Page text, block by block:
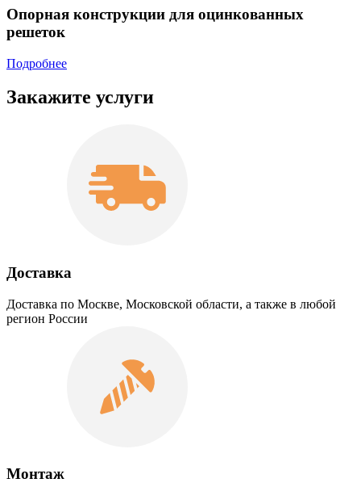
Опорная конструкции для оцинкованных
решеток
Подробнее
Закажите услуги
Доставка
Доставка по Москве, Московской области, а также в любой
регион России
Монтаж